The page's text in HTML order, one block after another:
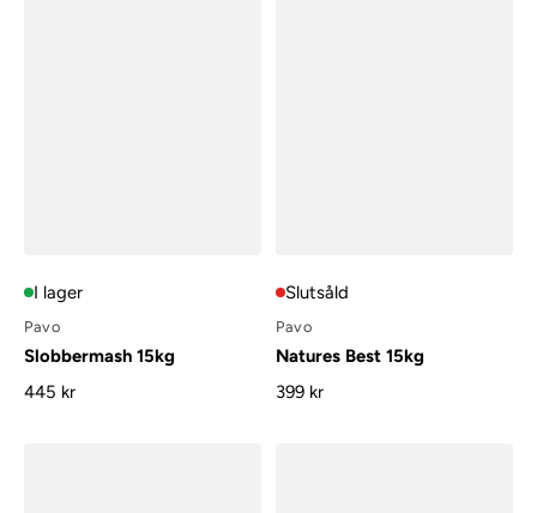
I lager
Pavo
Slobbermash 15kg
445 kr
Slutsåld
Pavo
Natures Best 15kg
399 kr